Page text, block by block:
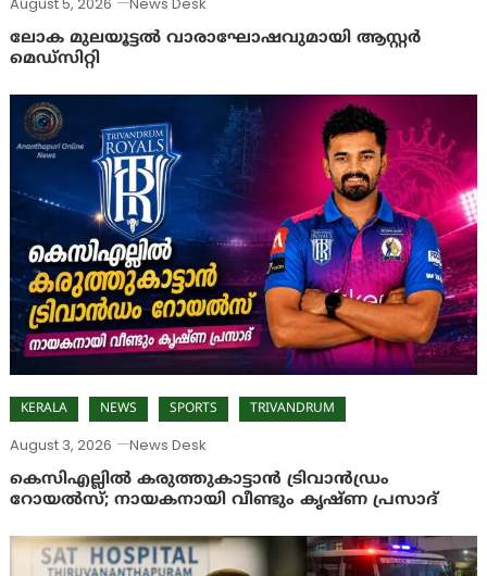
ലോക മുലയൂട്ടൽ വാരാഘോഷവുമായി ആസ്റ്റർ
മെഡ്‌സിറ്റി
KERALA NEWS SPORTS TRIVANDRUM
August 3, 2026
News Desk
കെസിഎല്ലിൽ കരുത്തുകാട്ടാൻ ട്രിവാൻഡ്രം
റോയൽസ്; നായകനായി വീണ്ടും കൃഷ്ണ പ്രസാദ്